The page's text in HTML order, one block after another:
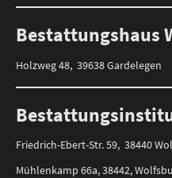
Bestattungshaus
Holzweg 48, 39638 Gardelegen
Friedrich-Ebert-Str. 59, 38440
Mühlenkamp 66a, 38442,